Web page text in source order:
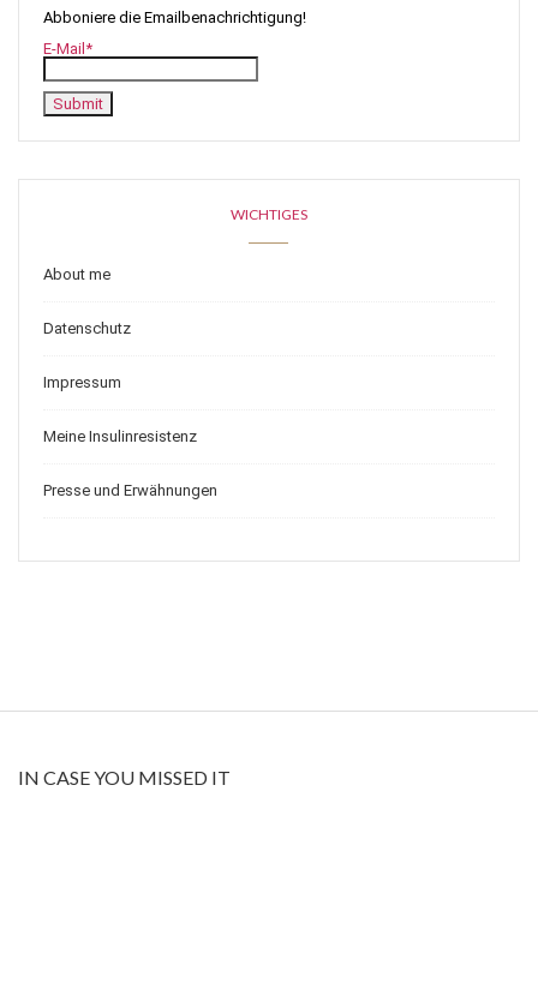
Abboniere die Emailbenachrichtigung!
E-Mail*
WICHTIGES
About me
Datenschutz
Impressum
Meine Insulinresistenz
Presse und Erwähnungen
IN CASE YOU MISSED IT